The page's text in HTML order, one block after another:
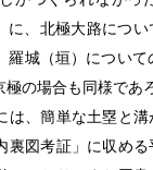
に、北極大路につ
羅城 （垣） について
の場合も同様であ
は、簡単な土塁と
裏図考証」に収め